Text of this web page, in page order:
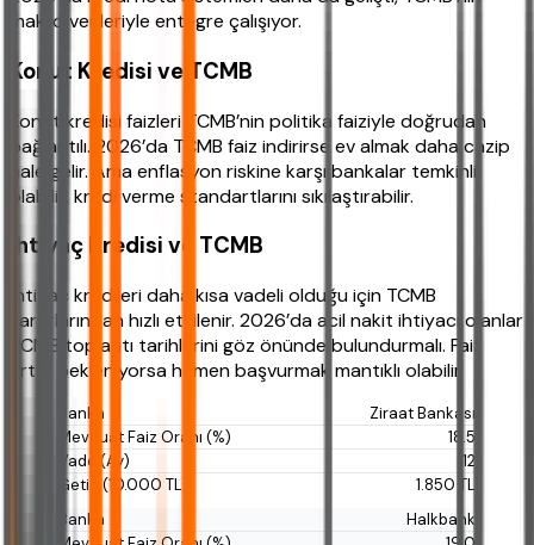
makro verileriyle entegre çalışıyor.
Konut Kredisi ve TCMB
Konut kredisi faizleri TCMB’nin politika faiziyle doğrudan
bağlantılı. 2026’da TCMB faiz indirirse ev almak daha cazip
hale gelir. Ama enflasyon riskine karşı bankalar temkinli
olabilir, kredi verme standartlarını sıkılaştırabilir.
İhtiyaç Kredisi ve TCMB
İhtiyaç kredileri daha kısa vadeli olduğu için TCMB
kararlarından hızlı etkilenir. 2026’da acil nakit ihtiyacı olanlar
TCMB toplantı tarihlerini göz önünde bulundurmalı. Faiz
artışı bekleniyorsa hemen başvurmak mantıklı olabilir.
Ziraat Bankası
18.5
12
1.850 TL
Halkbank